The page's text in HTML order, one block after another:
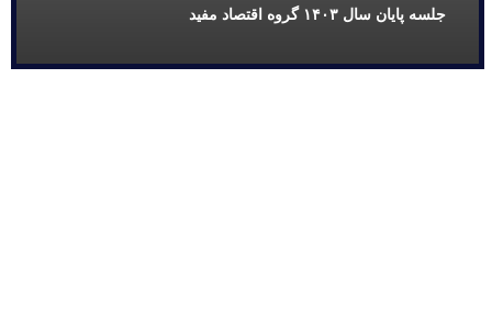
جلسه پایان سال ۱۴۰۳ گروه اقتصاد مفید